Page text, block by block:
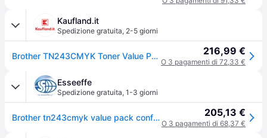
Kaufland.it
Spedizione gratuita, 2-5 giorni
Brother TN243CMYK Toner Value Pack 216,99 €
O 3 pagamenti di 72,33 €
Esseeffe
Spedizione gratuita, 1-3 giorni
Brother tn243cmyk value pack conf da 4 nero giallo magenta ciano per brother dcp-l3510cdw,dcp-l3517cdw,dcp-l3550cdw,dcp-l3550dw,hl-l3210cw,hl-l3230cdw,hl-l3270cdw,mfc-l3710cw,mfc-l3730cdn,mfc-l3750cdw,mfc-l3770cdw 205,13 €
O 3 pagamenti di 68,37 €